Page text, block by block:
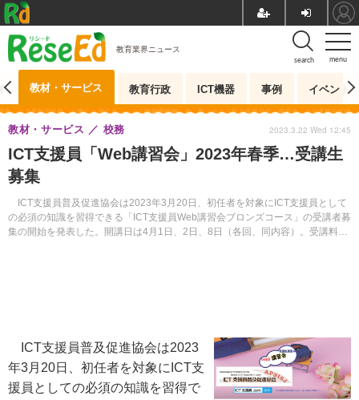
menu
search
教育業界ニュース
教材・サービス 教育行政 ICT機器 事例 イベント
ICT支援員「Web講習会」2023年春季…受講生
募集
ICT支援員普及促進協会は2023年3月20日、初任者を対象にICT支援員として
の必須の知識を習得できる「ICT支援員Web講習会ブロンズコース」の受講者募
集の開始を発表した。開講日は4月1日、2日、8日（各回、同内容）。受講料
教材・サービス 校務 2023.3.22 Wed 12:45
ICT支援員普及促進協会は2023
年3月20日、初任者を対象にICT支
援員としての必須の知識を習得で